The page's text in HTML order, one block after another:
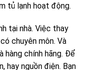
tủ lạnh hoạt động.
tại nhà. Việc thay
chuyên môn. Và
hàng chính hãng. Để
hay nguồn điện. Bạn